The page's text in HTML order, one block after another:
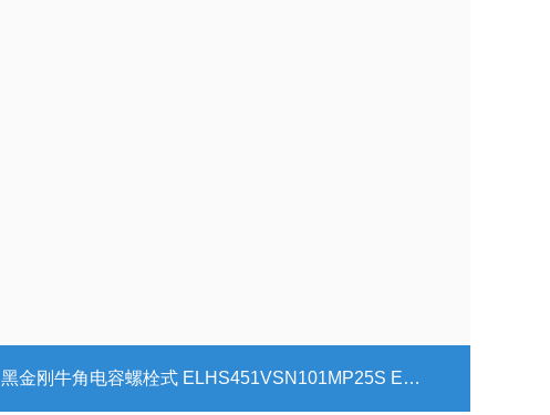
黑金刚牛角电容螺栓式 ELHS451VSN101MP25S ELHS451VSN121MP30S ELHS451VSN151MP35S ELHS451VSN151MQ25S ELHS451VSN181MP40S ELHS451VSN181MQ30S ELHS451VSN221MP45S ELHS451VSN221MQ35S ELHS451VSN221MR25S ELHS451VSN271MP50S ELHS451VSN271MQ40S ELHS451VSN271MR30S ELHS451VSN271MA25S ELHS451VSN331MP60S ELHS451VSN331MQ45S ELHS451VSN331MQ50S ELHS451VSN331MR35S